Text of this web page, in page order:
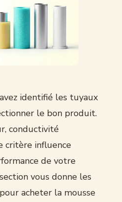
identifié les tuyaux
le bon produit.
conductivité
critère influence
de votre
vous donne les
acheter la mousse